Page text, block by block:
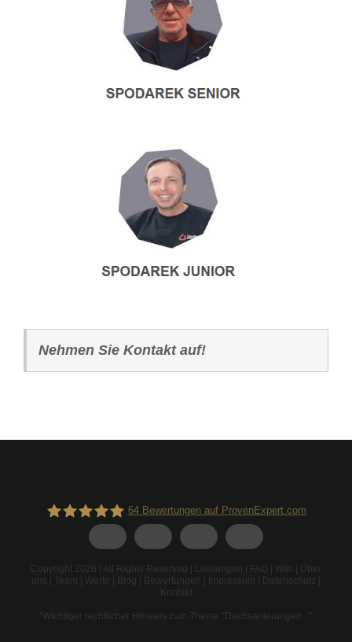
Nehmen Sie Kontakt auf!
64Bewertungen auf ProvenExpert.com
Copyright 2026 | All Rights Reserved | Leistungen | FAQ | Wiki | Über
uns | Team | Werte | Blog | Bewertungen | Impressum | Datenschutz |
Kontakt
*Wichtiger rechtlicher Hinweis zum Thema “Dachsanierungen...”